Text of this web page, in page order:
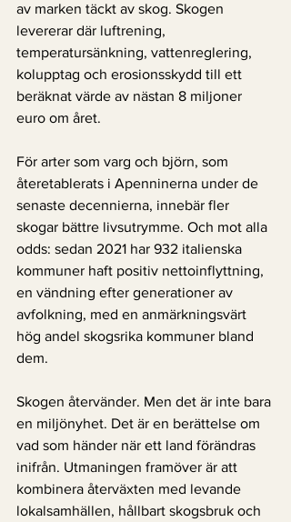
av marken täckt av skog. Skogen
levererar där luftrening,
temperatursänkning, vattenreglering,
kolupptag och erosionsskydd till ett
beräknat värde av nästan 8 miljoner
euro om året.
För arter som varg och björn, som
återetablerats i Apenninerna under de
senaste decennierna, innebär fler
skogar bättre livsutrymme. Och mot alla
odds: sedan 2021 har 932 italienska
kommuner haft positiv nettoinflyttning,
en vändning efter generationer av
avfolkning, med en anmärkningsvärt
hög andel skogsrika kommuner bland
dem.
Skogen återvänder. Men det är inte bara
en miljönyhet. Det är en berättelse om
vad som händer när ett land förändras
inifrån. Utmaningen framöver är att
kombinera återväxten med levande
lokalsamhällen, hållbart skogsbruk och